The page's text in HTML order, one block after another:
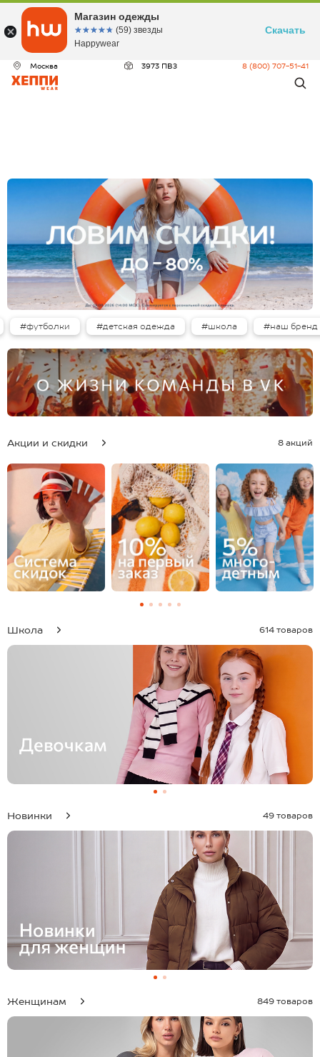
Москва 3973 ПВЗ 8 (800) 707-51-41
#футболки #детская одежда #школа #наш бренд
Акции и скидки 8 акций
Школа 614 товаров
Новинки 49 товаров
Женщинам 849 товаров
Магазин одежды
☆☆☆☆☆
★★★★★ (59) звезды
Happywear
Скачать